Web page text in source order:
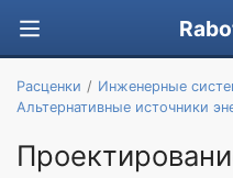
Расценки
Инженерные
Альтернативные источники